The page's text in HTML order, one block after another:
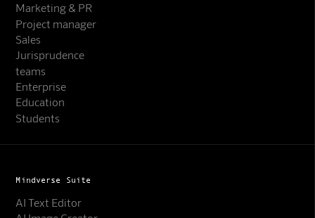
Marketing & PR
Project manager
Sales
Jurisprudence
teams
Enterprise
Education
Students
Mindverse Suite
AI Text Editor